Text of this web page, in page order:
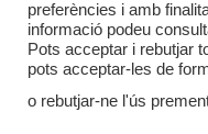
preferències i amb
informació podeu
Pots acceptar i rebutjar
pots acceptar-les de
o rebutjar-ne l'ús